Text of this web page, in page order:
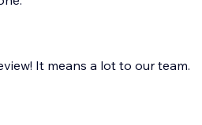
It means a lot to our team.